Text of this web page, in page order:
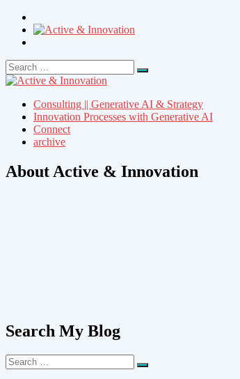
Search
for:
Search
Consulting || Generative AI & Strategy
Innovation Processes with Generative AI
Connect
archive
About Active & Innovation
Search My Blog
Search
for:
Search